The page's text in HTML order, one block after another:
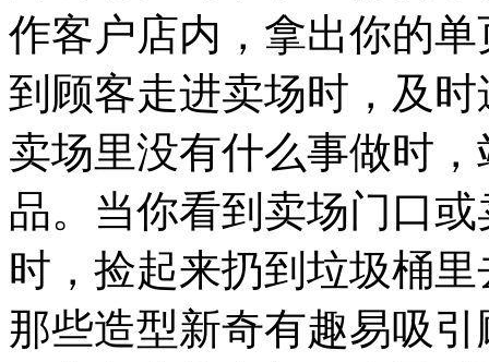
作客户店内，拿出你的
到顾客走进卖场时，及
卖场里没有什么事做时
品。当你看到卖场门口
时，捡起来扔到垃圾桶
那些造型新奇有趣易吸